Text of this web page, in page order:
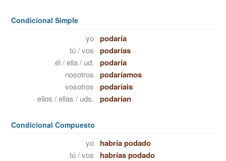
Condicional Simple
yo podaría
tú / vos podarías
él / ella / ud. podaría
nosotros podaríamos
vosotros podaríais
ellos / ellas / uds. podarían
Condicional Compuesto
yo habría podado
tú / vos habrías podado